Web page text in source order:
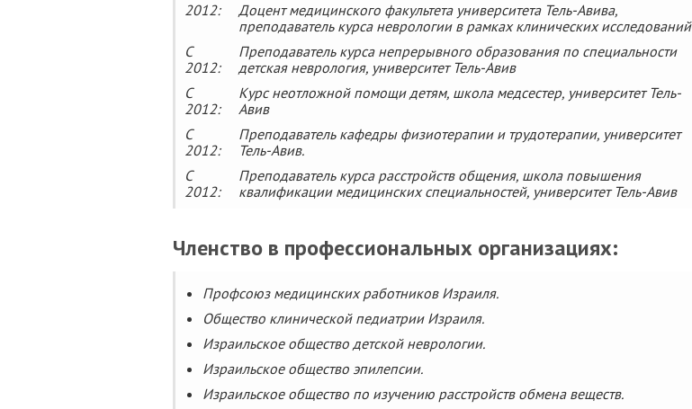
2012:
Доцент медицинского факультета университета Тель-Авива,
преподаватель курса неврологии в рамках клинических исследований
С
2012:
Преподаватель курса непрерывного образования по специальности
детская неврология, университет Тель-Авив
С
2012:
Курс неотложной помощи детям, школа медсестер, университет Тель-
Авив
С
2012:
Преподаватель кафедры физиотерапии и трудотерапии, университет
Тель-Авив.
С
2012:
Преподаватель курса расстройств общения, школа повышения
квалификации медицинских специальностей, университет Тель-Авив
Членство в профессиональных организациях:
Профсоюз медицинских работников Израиля.
Общество клинической педиатрии Израиля.
Израильское общество детской неврологии.
Израильское общество эпилепсии.
Израильское общество по изучению расстройств обмена веществ.